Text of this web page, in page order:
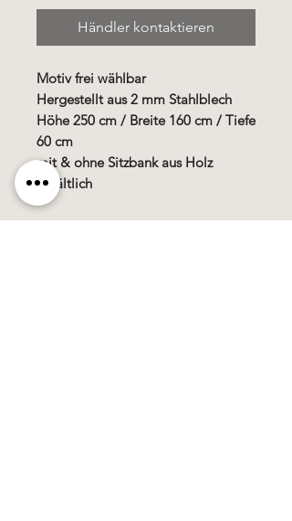
Händler kontaktieren
Motiv frei wählbar
Hergestellt aus 2 mm Stahlblech
Höhe 250 cm / Breite 160 cm / Tiefe
60 cm
mit & ohne Sitzbank aus Holz
erhältlich